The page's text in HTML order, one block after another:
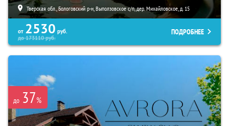
Тверская обл., Бологовский р-н, Выползовское с/п, дер. Михайловское, д. 15
от 2530 руб.
до173110руб.
ПОДРОБНЕЕ
до 37%